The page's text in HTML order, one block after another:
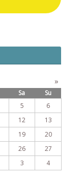
»
Sa
Su
5
6
12
13
19
20
26
27
3 4